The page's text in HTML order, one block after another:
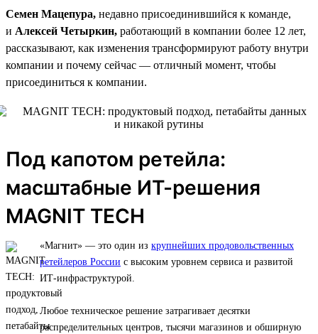
Семен Мацепура, недавно присоединившийся к команде,
и Алексей Четыркин, работающий в компании более 12 лет,
рассказывают, как изменения трансформируют работу внутри
компании и почему сейчас — отличный момент, чтобы
присоединиться к компании.
Под капотом ретейла:
масштабные ИТ-решения
MAGNIT TECH
«Магнит» — это один из крупнейших продовольственных
ретейлеров России с высоким уровнем сервиса и развитой
ИТ-инфраструктурой.
Любое техническое решение затрагивает десятки
распределительных центров, тысячи магазинов и обширную